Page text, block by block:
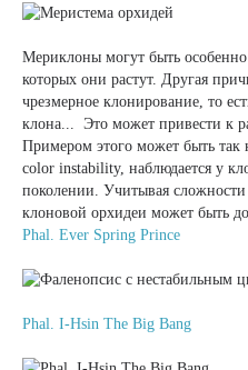
Мериклоны могут быть
которых они растут. Другая
чрезмерное клонирование, то
клона... Это может привести к
Примером этого может быть так
color instability, наблюдается у
поколении. Учитывая
клоновой орхидеи может быть
Phal. Ever Spring Prince
Phal. I-Hsin The Big Bang